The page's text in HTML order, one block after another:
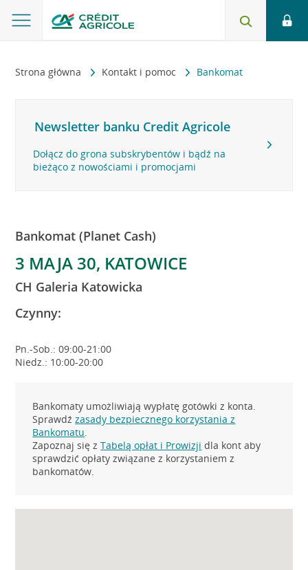
Strona główna Kontakt i pomoc Bankomat
Newsletter banku Credit Agricole
Dołącz do grona subskrybentów i bądź na
bieżąco z nowościami i promocjami
Bankomat (Planet Cash)
3 MAJA 30, KATOWICE
CH Galeria Katowicka
Czynny:
Pn.-Sob.: 09:00-21:00
Niedz.: 10:00-20:00
Bankomaty umożliwiają wypłatę gotówki z konta.
Sprawdźzasady bezpiecznego korzystania z
Bankomatu.
Zapoznaj się zTabelą opłat i Prowizji dla kont aby
sprawdzić opłaty związane z korzystaniem z
bankomatów.